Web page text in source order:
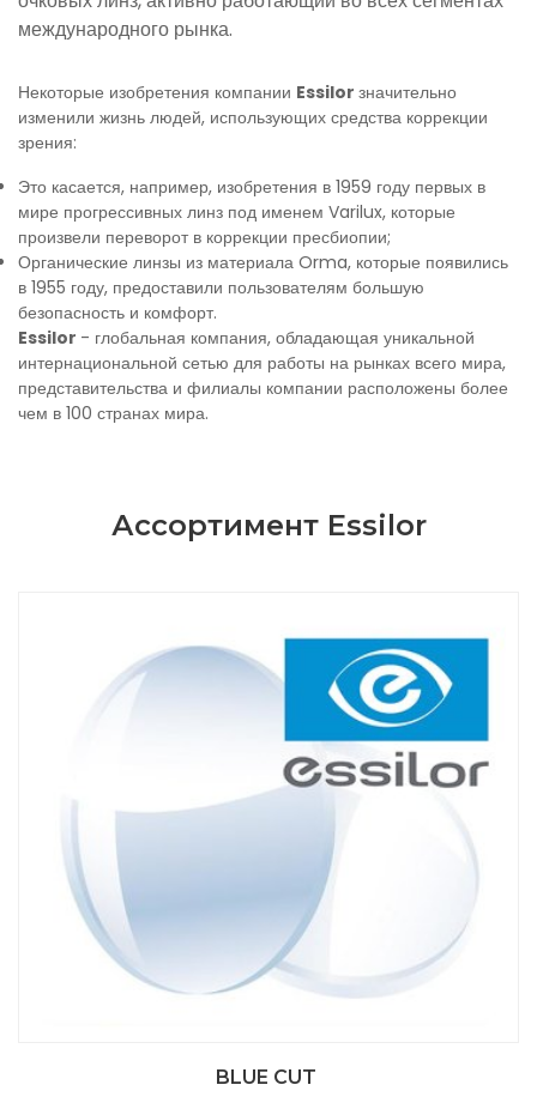
международного рынка.
Некоторые изобретения компании Essilor значительно
изменили жизнь людей, использующих средства коррекции
зрения:
Это касается, например, изобретения в 1959 году первых в
мире прогрессивных линз под именем Varilux, которые
произвели переворот в коррекции пресбиопии;
Органические линзы из материала Orma, которые появились
в 1955 году, предоставили пользователям большую
безопасность и комфорт.
Essilor - глобальная компания, обладающая уникальной
интернациональной сетью для работы на рынках всего мира,
представительства и филиалы компании расположены более
чем в 100 странах мира.
Ассортимент Essilor
BLUE CUT